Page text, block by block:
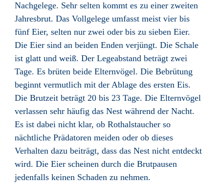
Nachgelege. Sehr selten kommt es zu einer zweiten
Jahresbrut. Das Vollgelege umfasst meist vier bis
fünf Eier, selten nur zwei oder bis zu sieben Eier.
Die Eier sind an beiden Enden verjüngt. Die Schale
ist glatt und weiß. Der Legeabstand beträgt zwei
Tage. Es brüten beide Elternvögel. Die Bebrütung
beginnt vermutlich mit der Ablage des ersten Eis.
Die Brutzeit beträgt 20 bis 23 Tage. Die Elternvögel
verlassen sehr häufig das Nest während der Nacht.
Es ist dabei nicht klar, ob Rothalstaucher so
nächtliche Prädatoren meiden oder ob dieses
Verhalten dazu beiträgt, dass das Nest nicht entdeckt
wird. Die Eier scheinen durch die Brutpausen
jedenfalls keinen Schaden zu nehmen.